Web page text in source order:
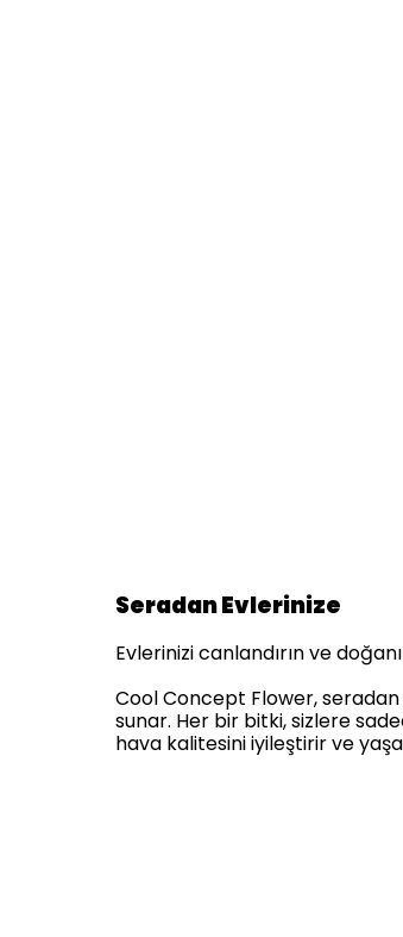
Seradan Evlerinize
Evlerinizi canlandırın ve
Cool Concept Flower, seradan
sunar. Her bir bitki, sizlere
hava kalitesini iyileştirir ve